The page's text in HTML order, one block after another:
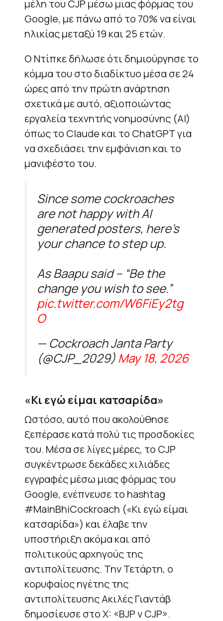
μέλη του CJP μέσω μιας φόρμας του
Google, με πάνω από το 70% να είναι
ηλικίας μεταξύ 19 και 25 ετών.
Ο Ντίπκε δήλωσε ότι δημιούργησε το
κόμμα του στο διαδίκτυο μέσα σε 24
ώρες από την πρώτη ανάρτηση
σχετικά με αυτό, αξιοποιώντας
εργαλεία τεχνητής νοημοσύνης (AI)
όπως το Claude και το ChatGPT για
να σχεδιάσει την εμφάνιση και το
μανιφέστο του.
Since some cockroaches
are not happy with AI
generated posters, here’s
your chance to step up.
As Baapu said – “Be the
change you wish to see.”
pic.twitter.com/W6FiEy2tg
O
— Cockroach Janta Party
(@CJP_2029)May 18, 2026
«Κι εγώ είμαι κατσαρίδα»
Ωστόσο, αυτό που ακολούθησε
ξεπέρασε κατά πολύ τις προσδοκίες
του. Μέσα σε λίγες μέρες, το CJP
συγκέντρωσε δεκάδες χιλιάδες
εγγραφές μέσω μιας φόρμας του
Google, ενέπνευσε το hashtag
#MainBhiCockroach («Κι εγώ είμαι
κατσαρίδα») και έλαβε την
υποστήριξη ακόμα και από
πολιτικούς αρχηγούς της
αντιπολίτευσης. Την Τετάρτη, ο
κορυφαίος ηγέτης της
αντιπολίτευσης Ακιλές Γιαντάβ
δημοσίευσε στο X: «BJP v CJP».